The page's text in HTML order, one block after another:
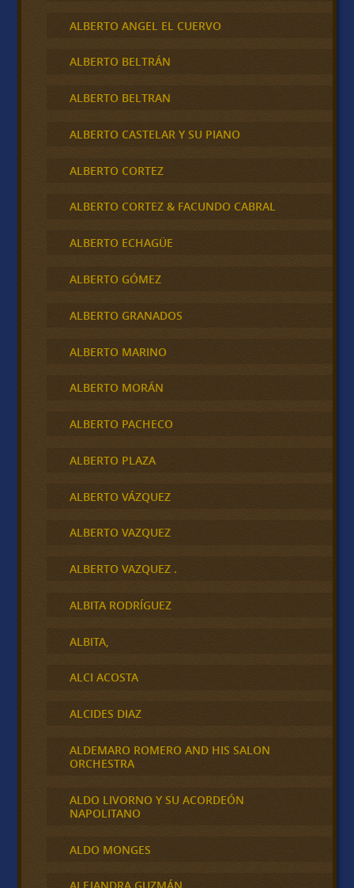
ALBERTO ANGEL EL CUERVO
ALBERTO BELTRÁN
ALBERTO BELTRAN
ALBERTO CASTELAR Y SU PIANO
ALBERTO CORTEZ
ALBERTO CORTEZ & FACUNDO CABRAL
ALBERTO ECHAGÜE
ALBERTO GÓMEZ
ALBERTO GRANADOS
ALBERTO MARINO
ALBERTO MORÁN
ALBERTO PACHECO
ALBERTO PLAZA
ALBERTO VÁZQUEZ
ALBERTO VAZQUEZ
ALBERTO VAZQUEZ .
ALBITA RODRÍGUEZ
ALBITA,
ALCI ACOSTA
ALCIDES DIAZ
ALDEMARO ROMERO AND HIS SALON
ORCHESTRA
ALDO LIVORNO Y SU ACORDEÓN
NAPOLITANO
ALDO MONGES